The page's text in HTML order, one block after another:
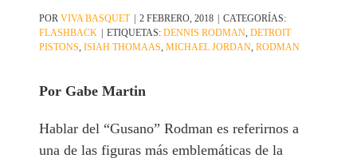
PORVIVA BASQUET 2 FEBRERO, 2018
CATEGORÍAS:
FLASHBACK
ETIQUETAS:DENNIS RODMAN,DETROIT
PISTONS,ISIAH THOMAAS,MICHAEL JORDAN,RODMAN
Por Gabe Martin
Hablar del “Gusano” Rodman es referirnos a
una de las figuras más emblemáticas de la